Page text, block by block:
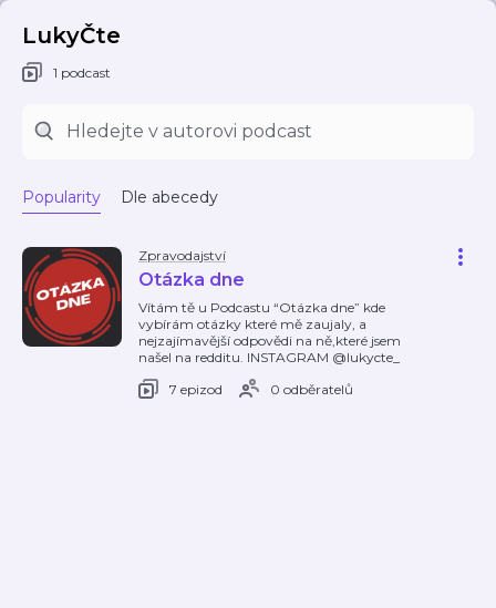
LukyČte
1 podcast
Popularity Dle abecedy
Zpravodajství
Otázka dne
Vítám tě u Podcastu “Otázka dne” kde
vybírám otázky které mě zaujaly, a
nejzajímavější odpovědi na ně,které jsem
našel na redditu. INSTAGRAM @lukycte_
7 epizod
0 odběratelů